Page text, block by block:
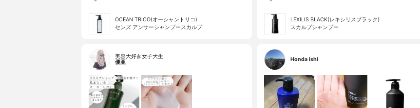
OCEAN TRICO(オーシャントリコ)
センズ アンサーシャンプースカルプ
LEXILIS BLACK(レキシリスブラック)
スカルプシャンプー
美容大好き女子大生
優亜
Honda ishi